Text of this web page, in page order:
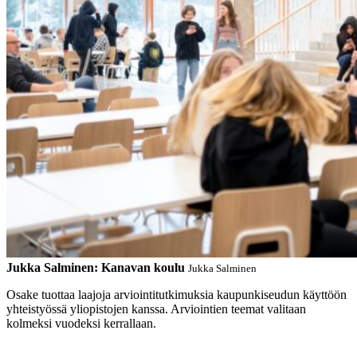
Jukka Salminen: Kanavan koulu Jukka Salminen
Osake tuottaa laajoja arviointitutkimuksia kaupunkiseudun käyttöön
yhteistyössä yliopistojen kanssa. Arviointien teemat valitaan
kolmeksi vuodeksi kerrallaan.